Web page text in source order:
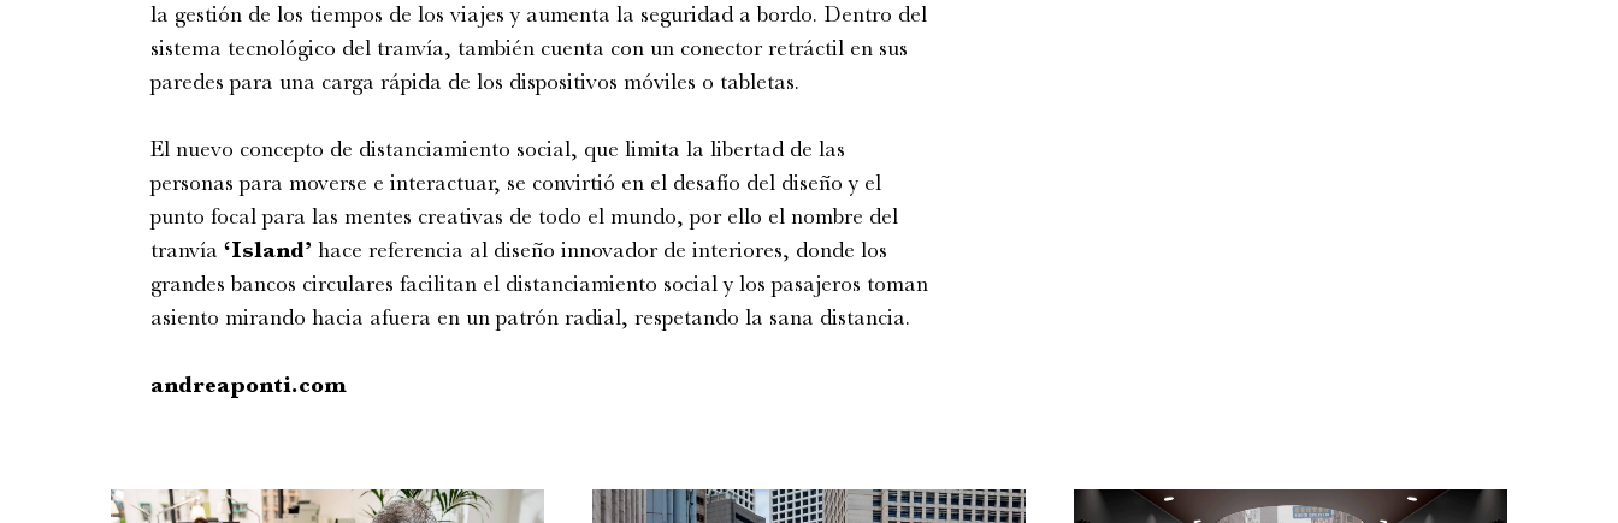
la gestión de los tiempos de los viajes y aumenta la seguridad a bordo. Dentro del
sistema tecnológico del tranvía, también cuenta con un conector retráctil en sus
paredes para una carga rápida de los dispositivos móviles o tabletas.
El nuevo concepto de distanciamiento social, que limita la libertad de las
personas para moverse e interactuar, se convirtió en el desafío del diseño y el
punto focal para las mentes creativas de todo el mundo, por ello el nombre del
tranvía ‘Island’ hace referencia al diseño innovador de interiores, donde los
grandes bancos circulares facilitan el distanciamiento social y los pasajeros toman
asiento mirando hacia afuera en un patrón radial, respetando la sana distancia.
andreaponti.com